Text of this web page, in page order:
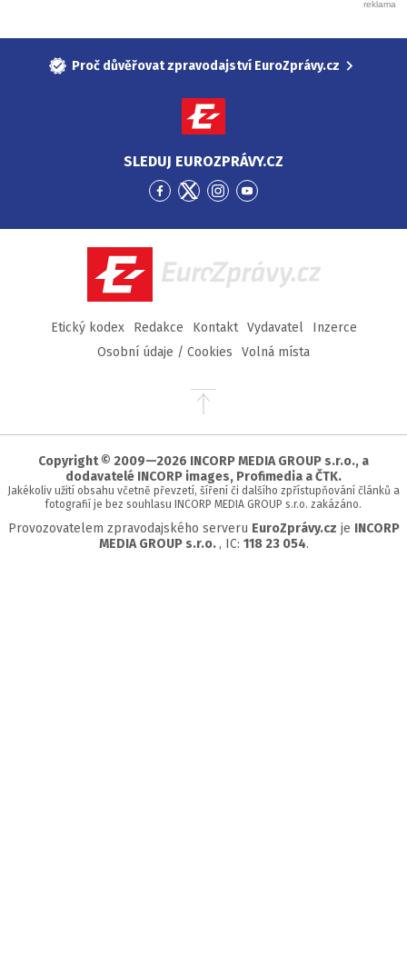
Proč důvěřovat zpravodajství EuroZprávy.cz
SLEDUJ EUROZPRÁVY.CZ
Přejít
Facebook
Přejít
Twitter
Přejít
Instagram
Přejít
YouTube
EuroZprávy.cz
Etický kodex Redakce Kontakt Vydavatel
Inzerce
Osobní údaje / Cookies
Volná místa
Přejít
stránky
Copyright © 2009—2026 INCORP MEDIA GROUP s.r.o., a
dodavatelé INCORP images, Profimedia a ČTK.
Jakékoliv užití obsahu včetně převzetí, šíření či dalšího zpřístupňování článků a
fotografií je bez souhlasu INCORP MEDIA GROUP s.r.o. zakázáno.
Provozovatelem zpravodajského serveru EuroZprávy.cz je INCORP
MEDIA GROUP s.r.o., IC: 118 23 054.